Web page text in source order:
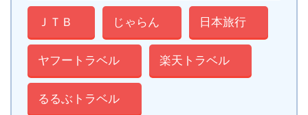
ＪＴＢ じゃらん 日本旅行
ヤフートラベル 楽天トラベル
るるぶトラベル